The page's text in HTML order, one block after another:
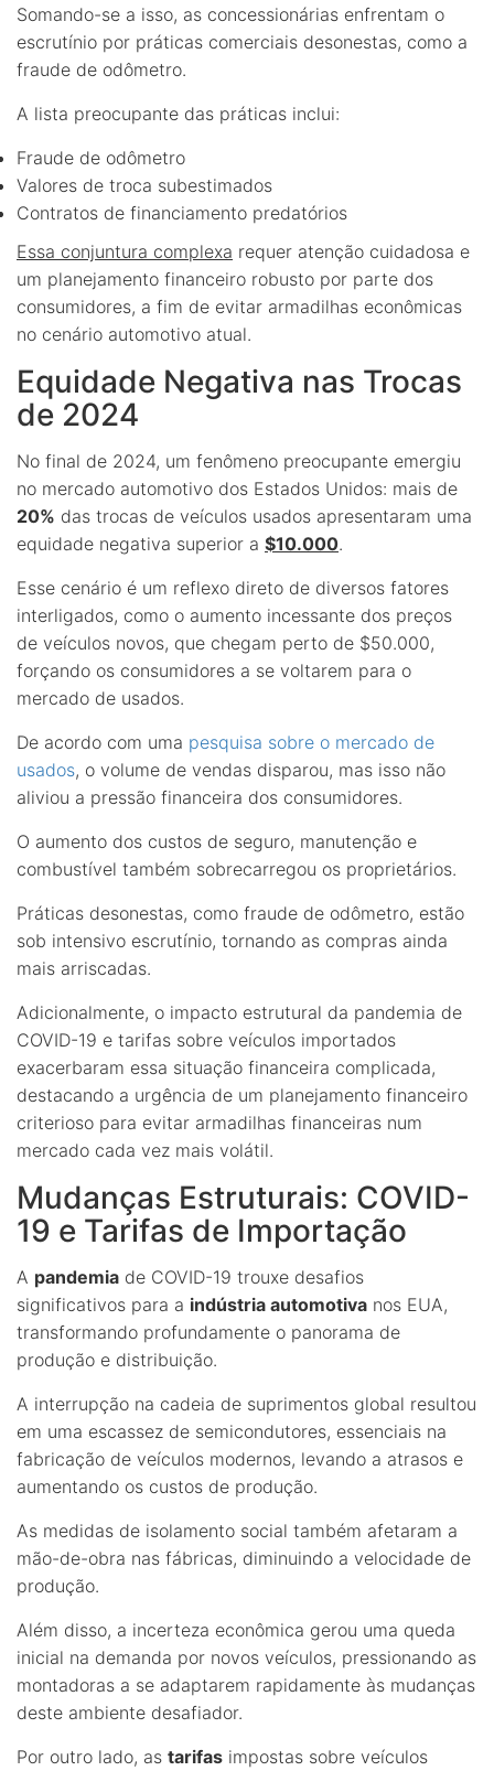
Somando-se a isso, as concessionárias enfrentam o
escrutínio por práticas comerciais desonestas, como a
fraude de odômetro.
A lista preocupante das práticas inclui:
Fraude de odômetro
Valores de troca subestimados
Contratos de financiamento predatórios
Essa conjuntura complexa requer atenção cuidadosa e
um planejamento financeiro robusto por parte dos
consumidores, a fim de evitar armadilhas econômicas
no cenário automotivo atual.
Equidade Negativa nas Trocas
de 2024
No final de 2024, um fenômeno preocupante emergiu
no mercado automotivo dos Estados Unidos: mais de
20% das trocas de veículos usados apresentaram uma
equidade negativa superior a $10.000.
Esse cenário é um reflexo direto de diversos fatores
interligados, como o aumento incessante dos preços
de veículos novos, que chegam perto de $50.000,
forçando os consumidores a se voltarem para o
mercado de usados.
De acordo com uma pesquisa sobre o mercado de
usados, o volume de vendas disparou, mas isso não
aliviou a pressão financeira dos consumidores.
O aumento dos custos de seguro, manutenção e
combustível também sobrecarregou os proprietários.
Práticas desonestas, como fraude de odômetro, estão
sob intensivo escrutínio, tornando as compras ainda
mais arriscadas.
Adicionalmente, o impacto estrutural da pandemia de
COVID-19 e tarifas sobre veículos importados
exacerbaram essa situação financeira complicada,
destacando a urgência de um planejamento financeiro
criterioso para evitar armadilhas financeiras num
mercado cada vez mais volátil.
Mudanças Estruturais: COVID-
19 e Tarifas de Importação
A pandemia de COVID-19 trouxe desafios
significativos para a indústria automotiva nos EUA,
transformando profundamente o panorama de
produção e distribuição.
A interrupção na cadeia de suprimentos global resultou
em uma escassez de semicondutores, essenciais na
fabricação de veículos modernos, levando a atrasos e
aumentando os custos de produção.
As medidas de isolamento social também afetaram a
mão-de-obra nas fábricas, diminuindo a velocidade de
produção.
Além disso, a incerteza econômica gerou uma queda
inicial na demanda por novos veículos, pressionando as
montadoras a se adaptarem rapidamente às mudanças
deste ambiente desafiador.
Por outro lado, as tarifas impostas sobre veículos